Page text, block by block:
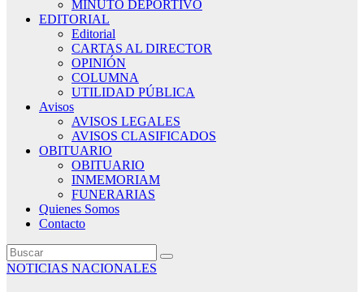
MINUTO DEPORTIVO
EDITORIAL
Editorial
CARTAS AL DIRECTOR
OPINIÓN
COLUMNA
UTILIDAD PÚBLICA
Avisos
AVISOS LEGALES
AVISOS CLASIFICADOS
OBITUARIO
OBITUARIO
INMEMORIAM
FUNERARIAS
Quienes Somos
Contacto
NOTICIAS NACIONALES